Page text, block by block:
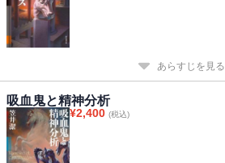
あらすじを見る
吸血鬼と精神分析
¥2,400 (税込)